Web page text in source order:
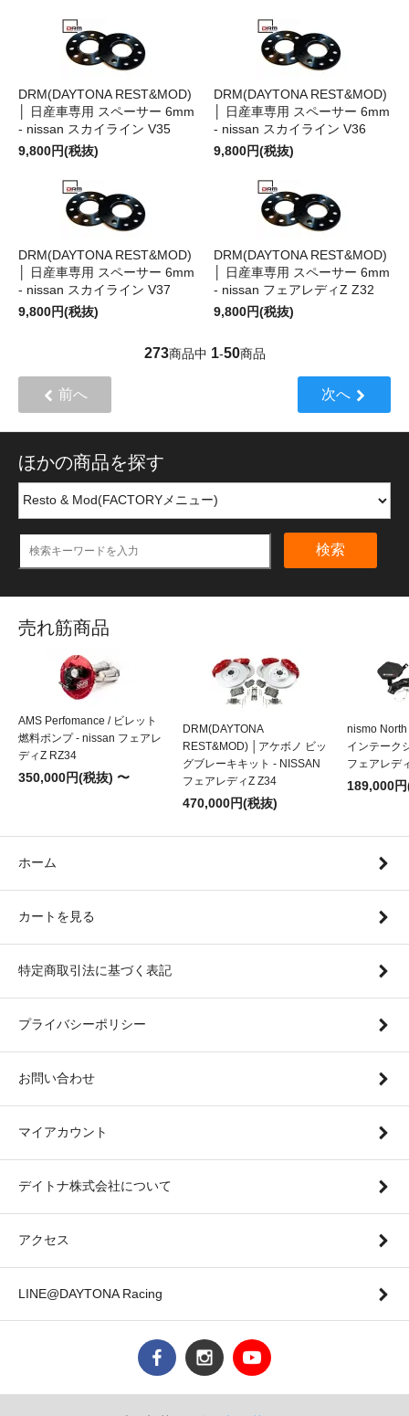
DRM(DAYTONA REST&MOD)
│ 日産車専用 スペーサー 6mm
- nissan スカイライン V35
9,800円(税抜)
DRM(DAYTONA REST&MOD)
│ 日産車専用 スペーサー 6mm
- nissan スカイライン V36
9,800円(税抜)
DRM(DAYTONA REST&MOD)
│ 日産車専用 スペーサー 6mm
- nissan スカイライン V37
9,800円(税抜)
DRM(DAYTONA REST&MOD)
│ 日産車専用 スペーサー 6mm
- nissan フェアレディZ Z32
9,800円(税抜)
273商品中 1-50商品
前へ 次へ
ほかの商品を探す
検索
売れ筋商品
AMS Perfomance / ビレット
燃料ポンプ - nissan フェアレ
ディZ RZ34
350,000円(税抜) 〜
DRM(DAYTONA
REST&MOD) │アケボノ ビッ
グブレーキキット - NISSAN
フェアレディZ Z34
470,000円(税抜)
nismo
インテーク
フェアレデ
189,000
ホーム
カートを見る
特定商取引法に基づく表記
プライバシーポリシー
お問い合わせ
マイアカウント
デイトナ株式会社について
アクセス
LINE@DAYTONA Racing